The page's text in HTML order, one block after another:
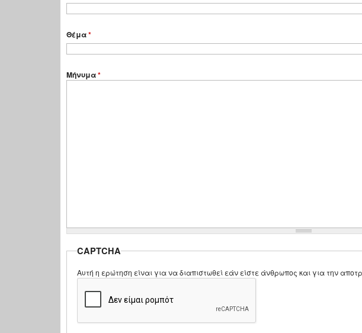
Θέμα*
Μήνυμα*
CAPTCHA
Αυτή η ερώτηση είναι για να διαπιστωθεί εάν είστε άνθρωπος και για την